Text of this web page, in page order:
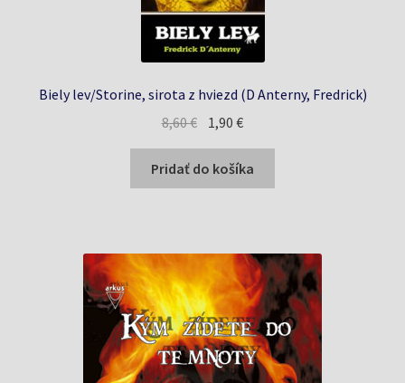
Biely lev/Storine, sirota z hviezd (D Anterny, Fredrick)
8,60€ Pôvodná
bola:
8,60 €.
1,90€Aktuálna
je:
1,90 €.
Pridať do košíka